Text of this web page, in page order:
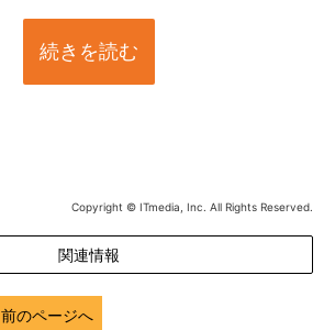
続きを読む
Copyright © ITmedia, Inc. All Rights Reserved.
関連情報
前のページへ